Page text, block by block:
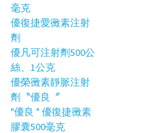
毫克
優復捷愛黴素注射
劑
優凡可注射劑500公
絲、1公克
優榮黴素靜脈注射
劑〝優良〞
"優良 " 優復捷黴素
膠囊500毫克